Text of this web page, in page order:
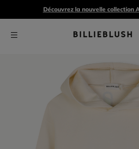
Découvrez la nouvelle collection